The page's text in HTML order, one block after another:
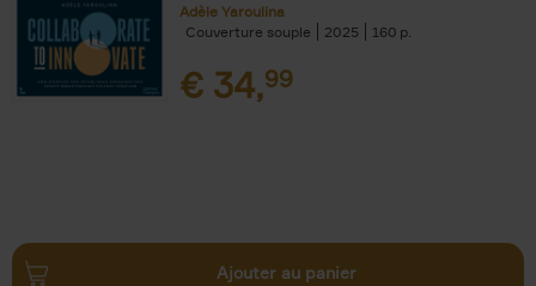
Adèle Yaroulina
Couverture souple
2025 160
€ 34,99
Ajouter au panier